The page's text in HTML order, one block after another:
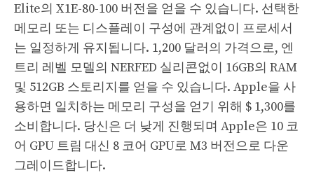
Elite의 X1E-80-100 버전을 얻을 수 있습니다. 선택한
메모리 또는 디스플레이 구성에 관계없이 프로세서
는 일정하게 유지됩니다. 1,200 달러의 가격으로, 엔
트리 레벨 모델의 NERFED 실리콘없이 16GB의 RAM
및 512GB 스토리지를 얻을 수 있습니다. Apple을 사
용하면 일치하는 메모리 구성을 얻기 위해 $ 1,300를
소비합니다. 당신은 더 낮게 진행되며 Apple은 10 코
어 GPU 트림 대신 8 코어 GPU로 M3 버전으로 다운
그레이드합니다.